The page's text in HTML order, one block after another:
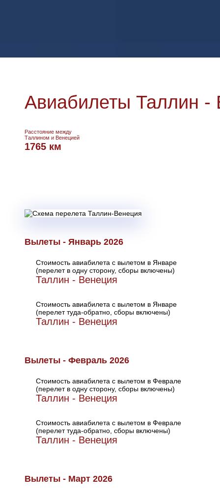
Авиабилеты Таллин -
Расстояние между
Таллином и Венецией
1765 км
Вылеты - Январь 2026
Стоимость авиабилета с вылетом в Январе
(перелет в одну сторону, сборы включены)
Таллин - Венеция
Стоимость авиабилета с вылетом в Январе
(перелет туда-обратно, сборы включены)
Таллин - Венеция
Вылеты - Февраль 2026
Стоимость авиабилета с вылетом в Феврале
(перелет в одну сторону, сборы включены)
Таллин - Венеция
Стоимость авиабилета с вылетом в Феврале
(перелет туда-обратно, сборы включены)
Таллин - Венеция
Вылеты - Март 2026